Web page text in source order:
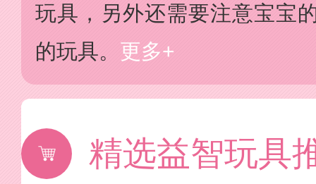
玩具，另外还需要注意宝宝
的玩具。 更多+
精选益智玩具